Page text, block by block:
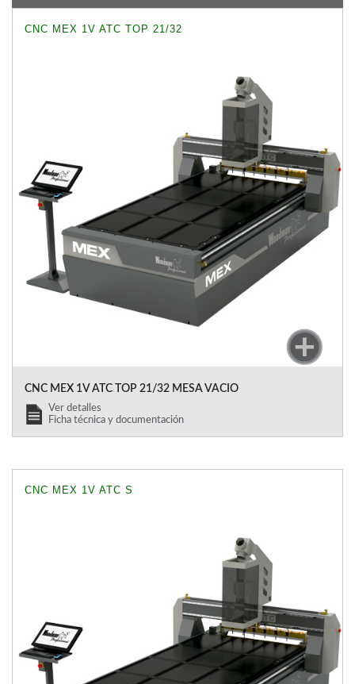
CNC MEX 1V ATC TOP 21/32
CNC MEX 1V ATC TOP 21/32 MESA VACIO
Ver detalles
Ficha técnica y documentación
CNC MEX 1V ATC S